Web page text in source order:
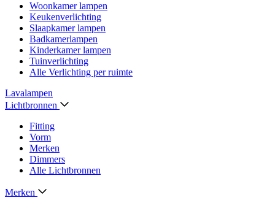
Woonkamer lampen
Keukenverlichting
Slaapkamer lampen
Badkamerlampen
Kinderkamer lampen
Tuinverlichting
Alle Verlichting per ruimte
Lavalampen
Lichtbronnen
Fitting
Vorm
Merken
Dimmers
Alle Lichtbronnen
Merken